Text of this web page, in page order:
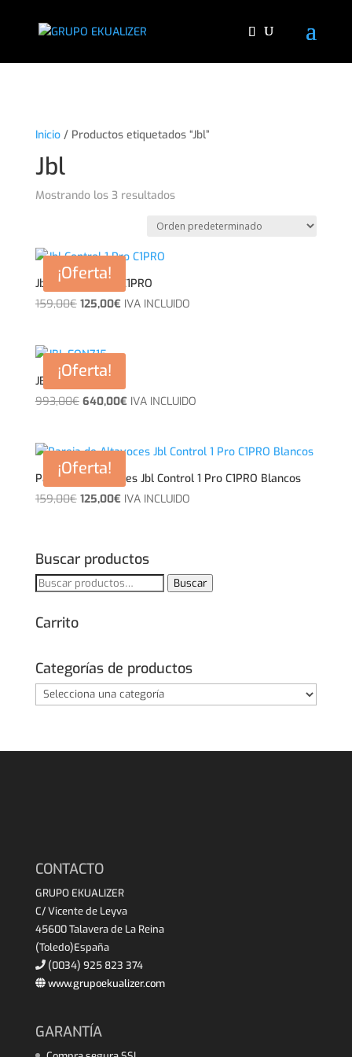
Inicio/ Productos etiquetados “Jbl”
Jbl
Mostrando los 3 resultados
¡Oferta!
Jbl Control 1 Pro C1PRO
159,00€ El
era:
159,00€.
125,00€El
es:
IVA INCLUIDO
¡Oferta!
JBL EON715
993,00€ El
era:
993,00€.
640,00€El
es:
640,00€.
IVA INCLUIDO
¡Oferta!
Pareja de Altavoces Jbl Control 1 Pro C1PRO Blancos
159,00€ El
era:
159,00€.
125,00€El
es:
125,00€.
IVA INCLUIDO
Buscar productos
Buscar
Buscar
Carrito
Categorías de productos
CONTACTO
GRUPO EKUALIZER
C/ Vicente de Leyva
45600 Talavera de La Reina
(Toledo)España
(0034) 925 823 374
www.grupoekualizer.com
GARANTÍA